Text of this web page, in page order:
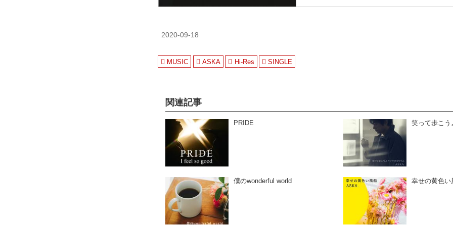
2020-09-18
MUSIC ASKA Hi-Res SINGLE
関連記事
PRIDE 笑って歩こう
僕のwonderful world 幸せの黄色い